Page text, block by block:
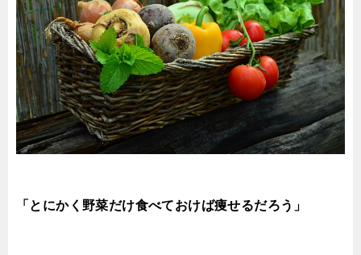
「とにかく野菜だけ食べておけば痩せるだろう」